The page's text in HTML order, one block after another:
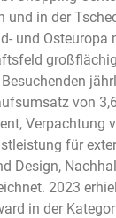
und in der
und
von
Verpachtung
für
Design,
2023
in der